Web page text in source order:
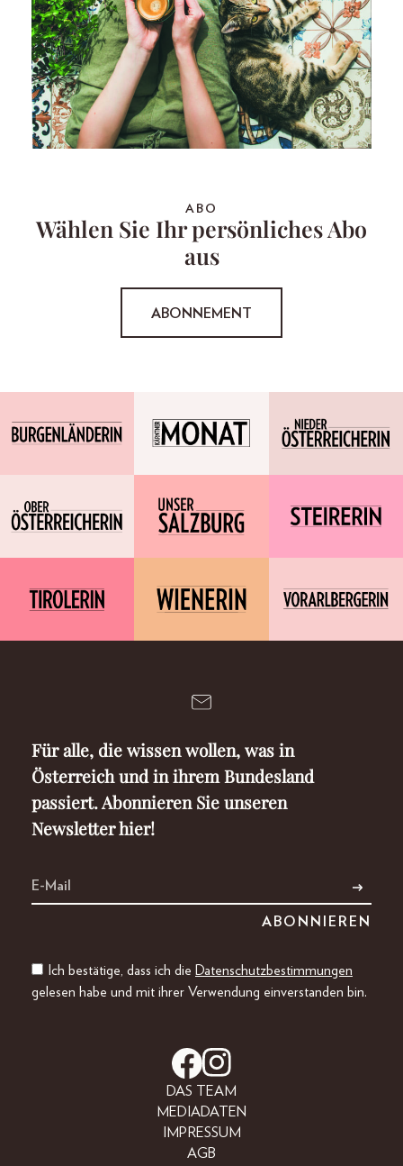
ABO
Wählen Sie Ihr persönliches Abo
aus
ABONNEMENT
Für alle, die wissen wollen, was in
Österreich und in ihrem Bundesland
passiert. Abonnieren Sie unseren
Newsletter hier!
Ich bestätige, dass ich die Datenschutzbestimmungen
gelesen habe und mit ihrer Verwendung einverstanden bin.
DAS TEAM
MEDIADATEN
IMPRESSUM
AGB